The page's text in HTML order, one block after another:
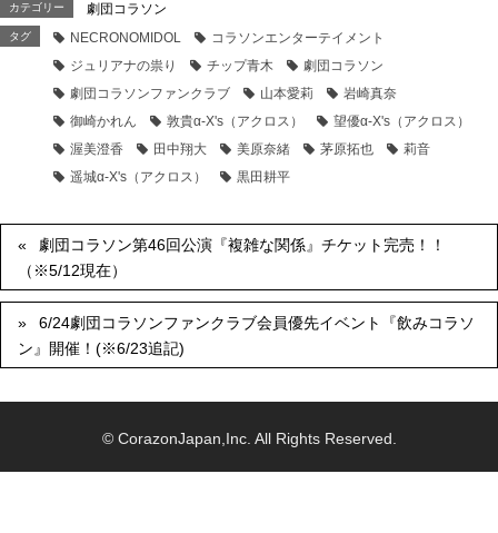
カテゴリー 劇団コラソン
タグ NECRONOMIDOL
コラソンエンターテイメント
ジュリアナの祟り
チップ青木
劇団コラソン
劇団コラソンファンクラブ
山本愛莉
岩崎真奈
御崎かれん
敦貴α-X's（アクロス）
望優α-X's（アクロス）
渥美澄香
田中翔大 美原奈緒 茅原拓也
莉音
遥城α-X's（アクロス）
黒田耕平
劇団コラソン第46回公演『複雑な関係』チケット完売！！
（※5/12現在）
6/24劇団コラソンファンクラブ会員優先イベント『飲みコラソ
ン』開催！(※6/23追記)
© CorazonJapan,Inc. All Rights Reserved.